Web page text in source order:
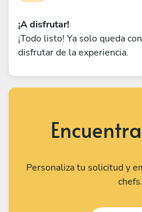
¡A disfrutar!
¡Todo listo! Ya solo queda
disfrutar de la experiencia.
Personaliza tu solicitud y
chefs.